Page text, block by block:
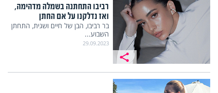
רביבו התחתנה בשמלה מדהימה,
ואז נדלקנו על אם החתן
בר רביבו, הבן של חיים ושגית, התחתן
השבוע...
29.09.2023